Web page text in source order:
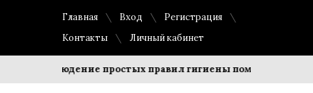
Главная Вход
Регистрация
Контакты
Личный кабинет
Соблюдение простых правил гигиены помогает